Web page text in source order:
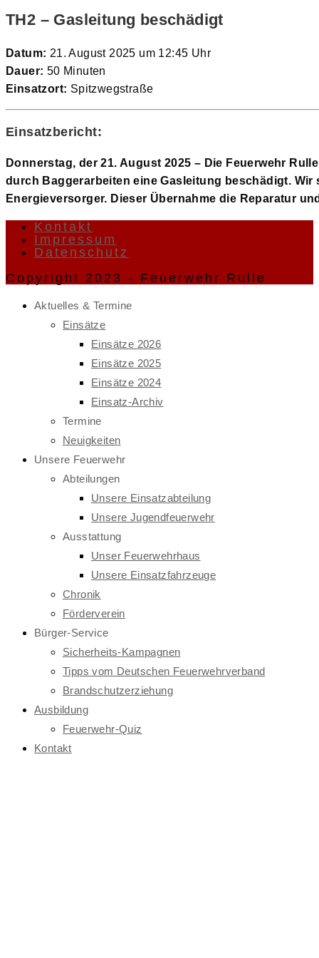
TH2 – Gasleitung beschädigt
Datum: 21. August 2025 um 12:45 Uhr
Dauer: 50 Minuten
Einsatzort: Spitzwegstraße
Einsatzbericht:
Donnerstag, der 21. August 2025 – Die Feuerwehr
durch Baggerarbeiten eine Gasleitung beschädigt.
Energieversorger. Dieser Übernahme die Reparatur
Kontakt
Impressum
Datenschutz
Copyright 2023 - Feuerwehr Rulle
Aktuelles & Termine
Einsätze
Einsätze 2026
Einsätze 2025
Einsätze 2024
Einsatz-Archiv
Termine
Neuigkeiten
Unsere Feuerwehr
Abteilungen
Unsere Einsatzabteilung
Unsere Jugendfeuerwehr
Ausstattung
Unser Feuerwehrhaus
Unsere Einsatzfahrzeuge
Chronik
Förderverein
Bürger-Service
Sicherheits-Kampagnen
Tipps vom Deutschen Feuerwehrverband
Brandschutzerziehung
Ausbildung
Feuerwehr-Quiz
Kontakt